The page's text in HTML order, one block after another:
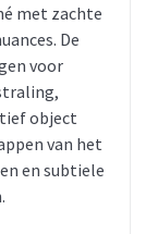
met zachte
De
voor
object
van het
en subtiele